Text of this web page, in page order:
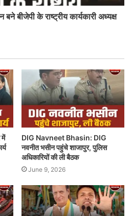
बीजेपी के राष्ट्रीय कार्यकारी अध्यक्ष
DIG Navneet Bhasin: DIG
नवनीत भसीन पहुंचे शाजापुर, पुलिस
अधिकारियों की ली बैठक
June 9, 2026